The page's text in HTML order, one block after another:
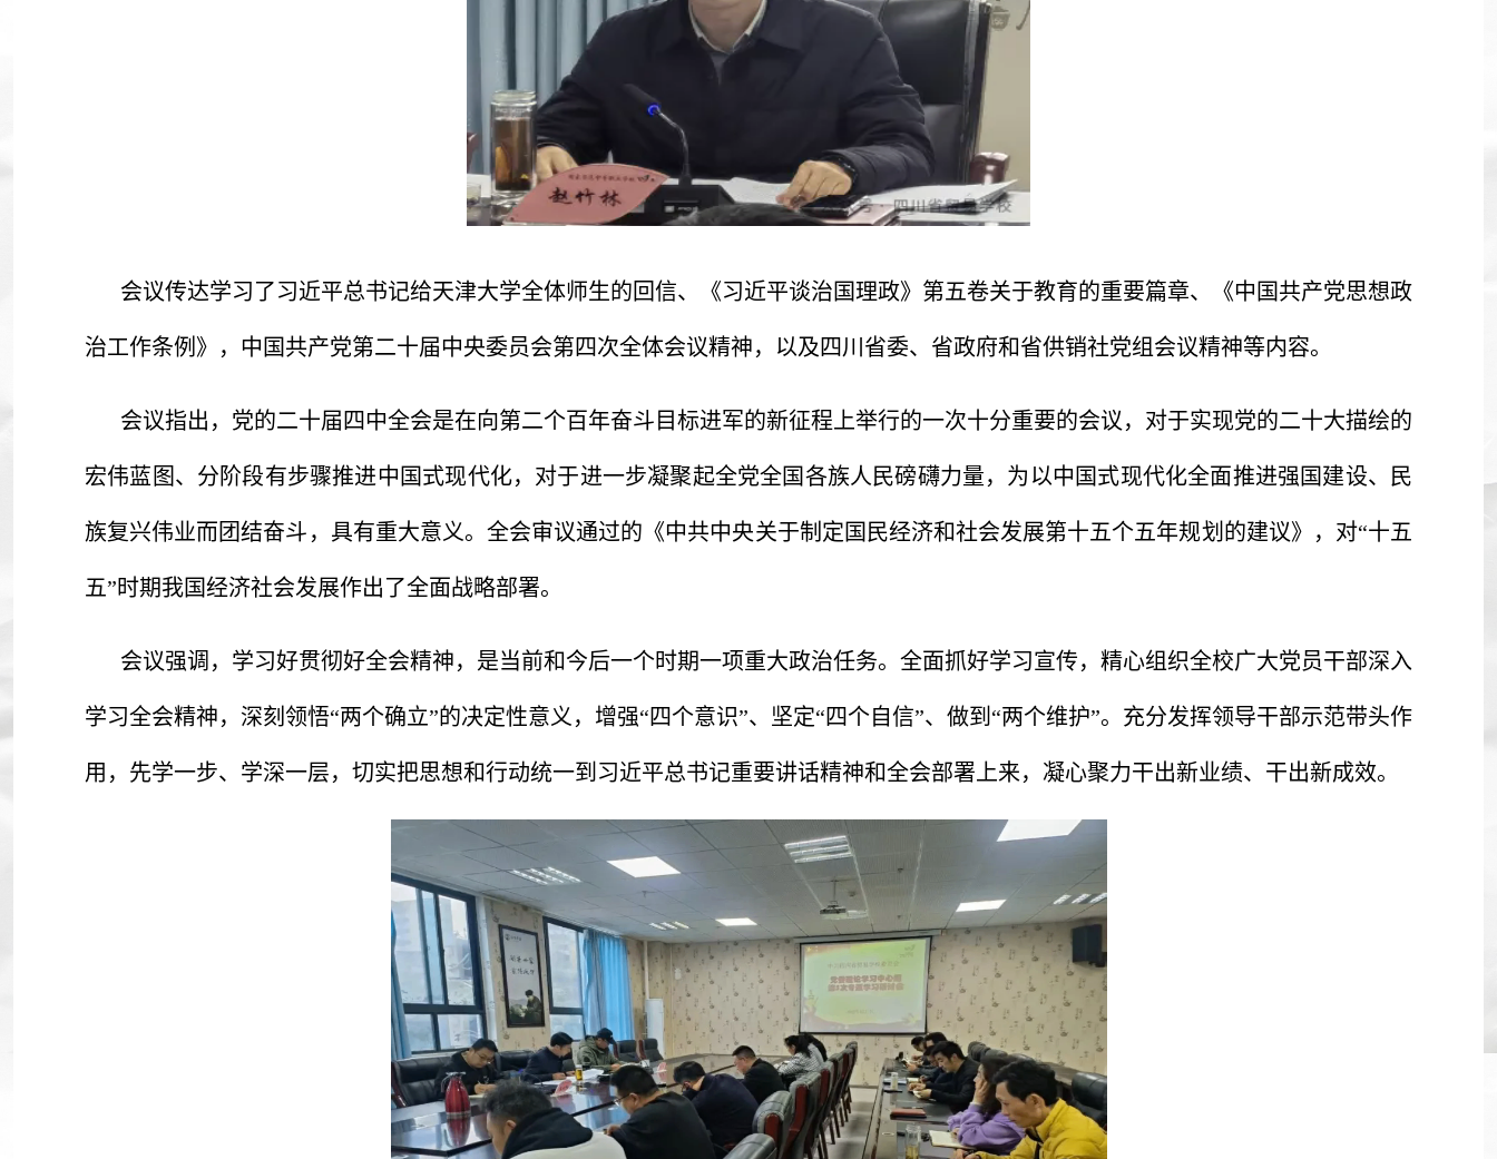
会议传达学习了习近平总书记给天津大学全体师生的回信、《习近平谈治国理政》第五卷关于教育的重要篇章、《中国共产党思想政
治工作条例》，中国共产党第二十届中央委员会第四次全体会议精神，以及四川省委、省政府和省供销社党组会议精神等内容。
会议指出，党的二十届四中全会是在向第二个百年奋斗目标进军的新征程上举行的一次十分重要的会议，对于实现党的二十大描绘的
宏伟蓝图、分阶段有步骤推进中国式现代化，对于进一步凝聚起全党全国各族人民磅礴力量，为以中国式现代化全面推进强国建设、民
族复兴伟业而团结奋斗，具有重大意义。全会审议通过的《中共中央关于制定国民经济和社会发展第十五个五年规划的建议》，对“十五
五”时期我国经济社会发展作出了全面战略部署。
会议强调，学习好贯彻好全会精神，是当前和今后一个时期一项重大政治任务。全面抓好学习宣传，精心组织全校广大党员干部深入
学习全会精神，深刻领悟“两个确立”的决定性意义，增强“四个意识”、坚定“四个自信”、做到“两个维护”。充分发挥领导干部示范带头作
用，先学一步、学深一层，切实把思想和行动统一到习近平总书记重要讲话精神和全会部署上来，凝心聚力干出新业绩、干出新成效。